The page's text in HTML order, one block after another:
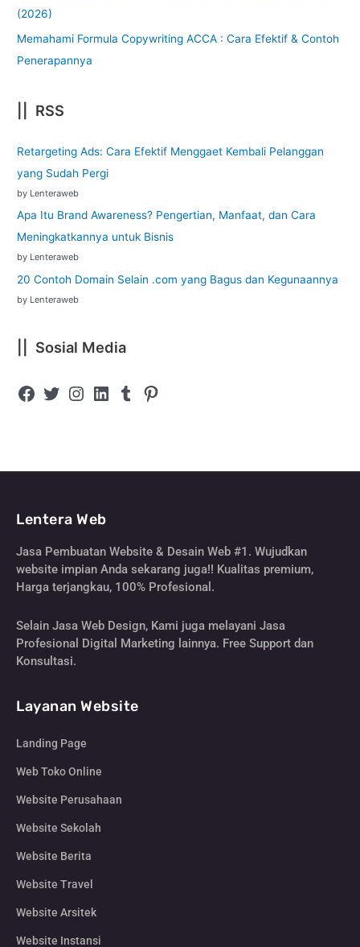
(2026)
Memahami Formula Copywriting ACCA : Cara Efektif & Contoh
Penerapannya
|| RSS
Retargeting Ads: Cara Efektif Menggaet Kembali Pelanggan
yang Sudah Pergi
by Lenteraweb
Apa Itu Brand Awareness? Pengertian, Manfaat, dan Cara
Meningkatkannya untuk Bisnis
by Lenteraweb
20 Contoh Domain Selain .com yang Bagus dan Kegunaannya
by Lenteraweb
|| Sosial Media
Lentera Web
Jasa Pembuatan Website & Desain Web #1. Wujudkan
website impian Anda sekarang juga!! Kualitas premium,
Harga terjangkau, 100% Profesional.
Selain Jasa Web Design, Kami juga melayani Jasa
Profesional Digital Marketing lainnya. Free Support dan
Konsultasi.
Layanan Website
Landing Page
Web Toko Online
Website Perusahaan
Website Sekolah
Website Berita
Website Travel
Website Arsitek
Website Instansi